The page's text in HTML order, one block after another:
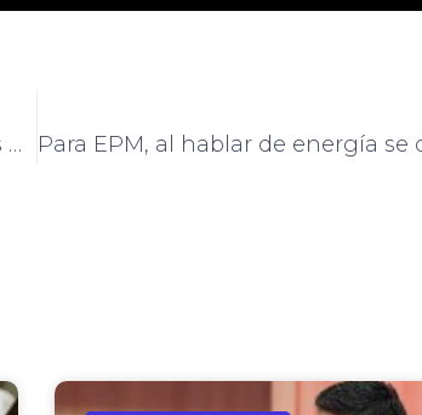
Hay que lograr que los proyectos energéticos de La Guajira se construyan: AES Colombia